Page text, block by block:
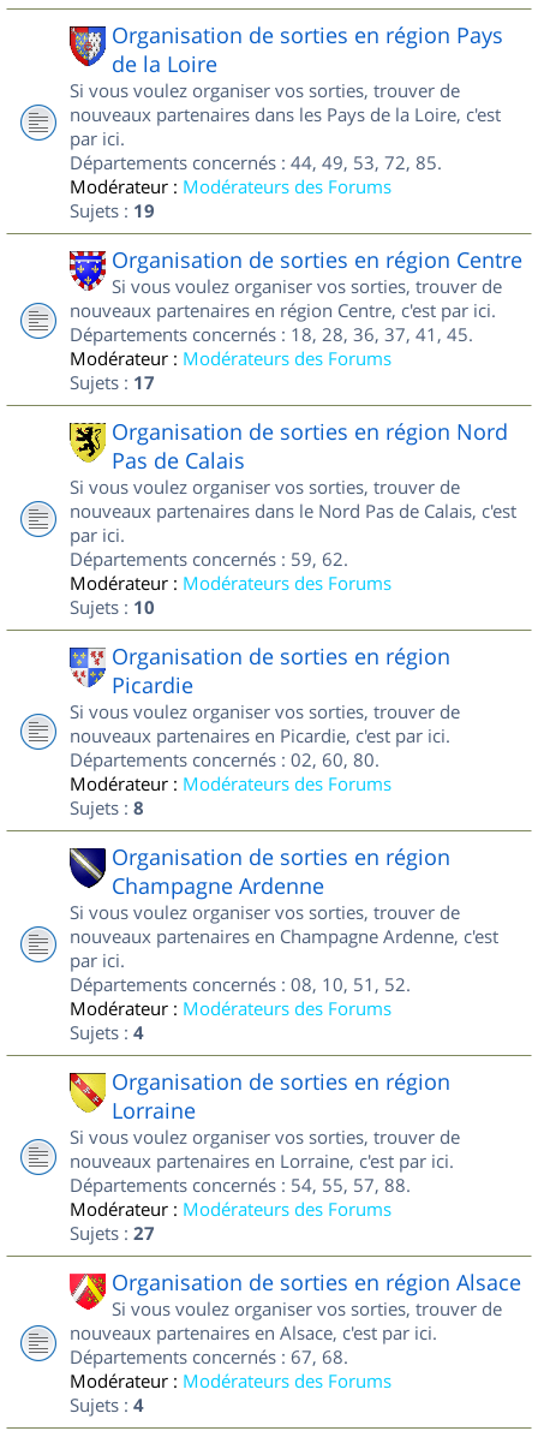
Organisation de sorties en région Pays
de la Loire
Si vous voulez organiser vos sorties, trouver de
nouveaux partenaires dans les Pays de la Loire, c'est
par ici.
Départements concernés : 44, 49, 53, 72, 85.
Modérateur : Modérateurs des Forums
Sujets : 19
Organisation de sorties en région Centre
Si vous voulez organiser vos sorties, trouver de
nouveaux partenaires en région Centre, c'est par ici.
Départements concernés : 18, 28, 36, 37, 41, 45.
Modérateur : Modérateurs des Forums
Sujets : 17
Organisation de sorties en région Nord
Pas de Calais
Si vous voulez organiser vos sorties, trouver de
nouveaux partenaires dans le Nord Pas de Calais, c'est
par ici.
Départements concernés : 59, 62.
Modérateur : Modérateurs des Forums
Sujets : 10
Organisation de sorties en région
Picardie
Si vous voulez organiser vos sorties, trouver de
nouveaux partenaires en Picardie, c'est par ici.
Départements concernés : 02, 60, 80.
Modérateur : Modérateurs des Forums
Sujets : 8
Organisation de sorties en région
Champagne Ardenne
Si vous voulez organiser vos sorties, trouver de
nouveaux partenaires en Champagne Ardenne, c'est
par ici.
Départements concernés : 08, 10, 51, 52.
Modérateur : Modérateurs des Forums
Sujets : 4
Organisation de sorties en région
Lorraine
Si vous voulez organiser vos sorties, trouver de
nouveaux partenaires en Lorraine, c'est par ici.
Départements concernés : 54, 55, 57, 88.
Modérateur : Modérateurs des Forums
Sujets : 27
Organisation de sorties en région Alsace
Si vous voulez organiser vos sorties, trouver de
nouveaux partenaires en Alsace, c'est par ici.
Départements concernés : 67, 68.
Modérateur : Modérateurs des Forums
Sujets : 4